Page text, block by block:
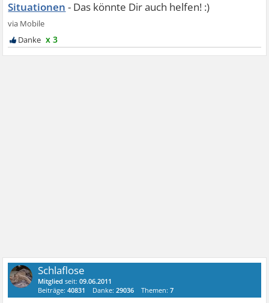
Situationen
x 3
Schlaflose
Mitglied seit:09.06.2011
Beiträge:40831 Danke:29036 Themen:7